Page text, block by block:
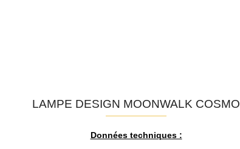
LAMPE DESIGN MOONWALK COSMO
Données techniques :